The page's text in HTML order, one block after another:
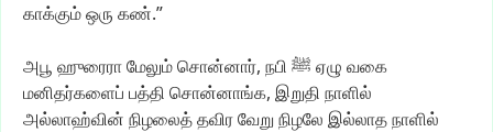
காக்கும்ஒரு கண்.”
அபூ ஹுரைராமேலும்சொன்னார், நபி ﷺ ஏழு வகை
மனிதர்களைப் பத்தி சொன்னாங்க, இறுதி நாளில்
அல்லாஹ்வின் நிழலைத்தவிரவேறு நிழலே இல்லாதநாளில்